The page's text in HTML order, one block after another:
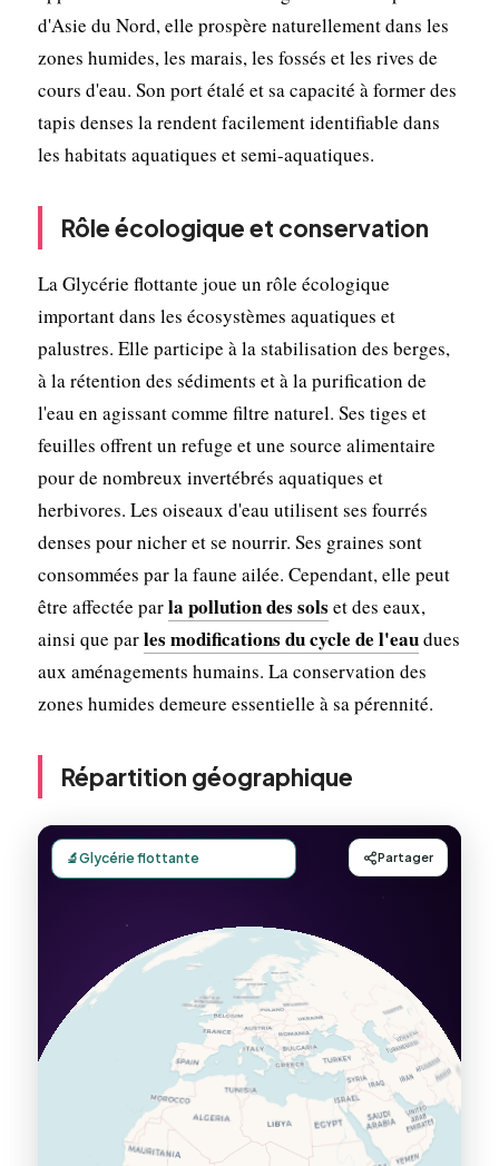
d'Asie du Nord, elle prospère naturellement dans les
zones humides, les marais, les fossés et les rives de
cours d'eau. Son port étalé et sa capacité à former des
tapis denses la rendent facilement identifiable dans
les habitats aquatiques et semi-aquatiques.
Rôle écologique et conservation
La Glycérie flottante joue un rôle écologique
important dans les écosystèmes aquatiques et
palustres. Elle participe à la stabilisation des berges,
à la rétention des sédiments et à la purification de
l'eau en agissant comme filtre naturel. Ses tiges et
feuilles offrent un refuge et une source alimentaire
pour de nombreux invertébrés aquatiques et
herbivores. Les oiseaux d'eau utilisent ses fourrés
denses pour nicher et se nourrir. Ses graines sont
consommées par la faune ailée. Cependant, elle peut
être affectée parla pollution des sols et des eaux,
ainsi que parles modifications du cycle de l'eaudues
aux aménagements humains. La conservation des
zones humides demeure essentielle à sa pérennité.
Répartition géographique